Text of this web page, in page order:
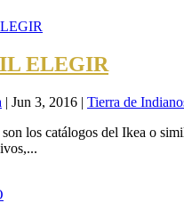
ELEGIR
| Jun 3, 2016 | Tierra de
los catálogos del Ikea o